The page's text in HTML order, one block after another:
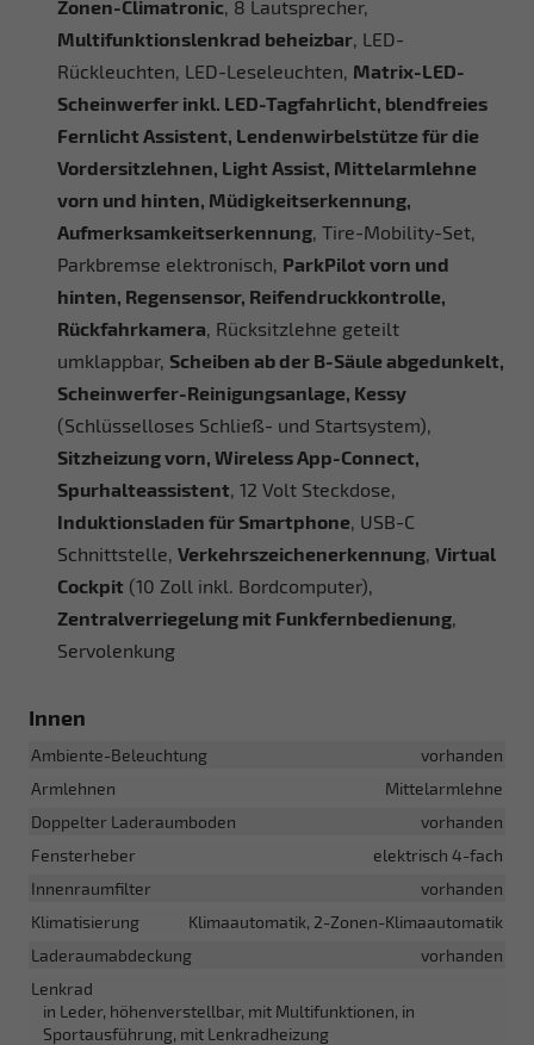
Zonen-Climatronic , 8 Lautsprecher,
Multifunktionslenkrad beheizbar , LED-
Rückleuchten, LED-Leseleuchten, Matrix-LED-
Scheinwerfer inkl. LED-Tagfahrlicht, blendfreies
Fernlicht Assistent, Lendenwirbelstütze für die
Vordersitzlehnen, Light Assist, Mittelarmlehne
vorn und hinten, Müdigkeitserkennung,
Aufmerksamkeitserkennung , Tire-Mobility-Set,
Parkbremse elektronisch, ParkPilot vorn und
hinten, Regensensor, Reifendruckkontrolle,
Rückfahrkamera , Rücksitzlehne geteilt
umklappbar, Scheiben ab der B-Säule abgedunkelt,
Scheinwerfer-Reinigungsanlage, Kessy
(Schlüsselloses Schließ- und Startsystem),
Sitzheizung vorn, Wireless App-Connect,
Spurhalteassistent , 12 Volt Steckdose,
Induktionsladen für Smartphone , USB-C
Schnittstelle, Verkehrszeichenerkennung Virtual
Cockpit (10 Zoll inkl. Bordcomputer),
Zentralverriegelung mit Funkfernbedienung
Servolenkung
Innen
Ambiente-Beleuchtung
vorhanden
Armlehnen
Mittelarmlehne
Doppelter Laderaumboden
vorhanden
Fensterheber
elektrisch 4-fach
Innenraumfilter
vorhanden
Klimatisierung
Klimaautomatik, 2-Zonen-Klimaautomatik
Laderaumabdeckung
vorhanden
Lenkrad
in Leder, höhenverstellbar, mit Multifunktionen, in
Sportausführung, mit Lenkradheizung